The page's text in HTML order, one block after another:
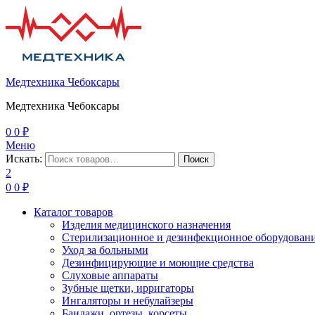
Медтехника Чебоксары
Медтехника Чебоксары
0 0 ₽
Меню
Искать:
Поиск
2
0 0 ₽
Каталог товаров
Изделия медицинского назначения
Стерилизационное и дезинфекционное
Уход за больными
Дезинфицирующие и моющие средства
Слуховые аппараты
Зубные щетки, ирригаторы
Ингаляторы и небулайзеры